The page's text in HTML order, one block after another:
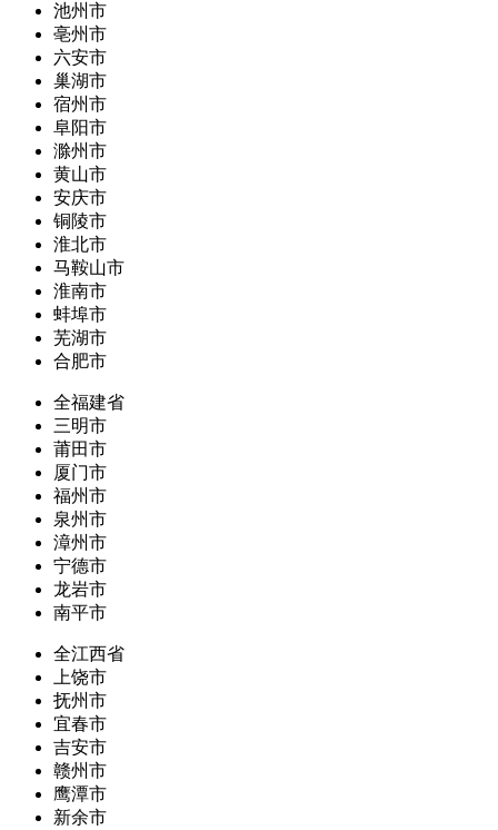
池州市
亳州市
六安市
巢湖市
宿州市
阜阳市
滁州市
黄山市
安庆市
铜陵市
淮北市
马鞍山市
淮南市
蚌埠市
芜湖市
合肥市
全福建省
三明市
莆田市
厦门市
福州市
泉州市
漳州市
宁德市
龙岩市
南平市
全江西省
上饶市
抚州市
宜春市
吉安市
赣州市
鹰潭市
新余市